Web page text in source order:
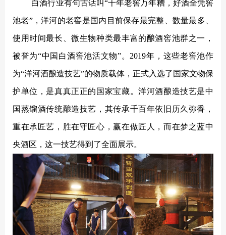
白酒行业有句古话叫“千年老窖万年糟，好酒全凭窖
池老”，洋河的老窖是国内目前保存最完整、数量最多、
使用时间最长、微生物种类最丰富的酿酒窖池群之一，
被誉为“中国白酒窖池活文物”。2019年，这些老窖池作
为“洋河酒酿造技艺”的物质载体，正式入选了国家文物保
护单位，是真真正正的国家宝藏。洋河酒酿造技艺是中
国蒸馏酒传统酿造技艺，其传承千百年依旧历久弥香，
重在承匠艺，胜在守匠心，赢在做匠人，而在梦之蓝中
央酒区，这一技艺得到了全面展示。